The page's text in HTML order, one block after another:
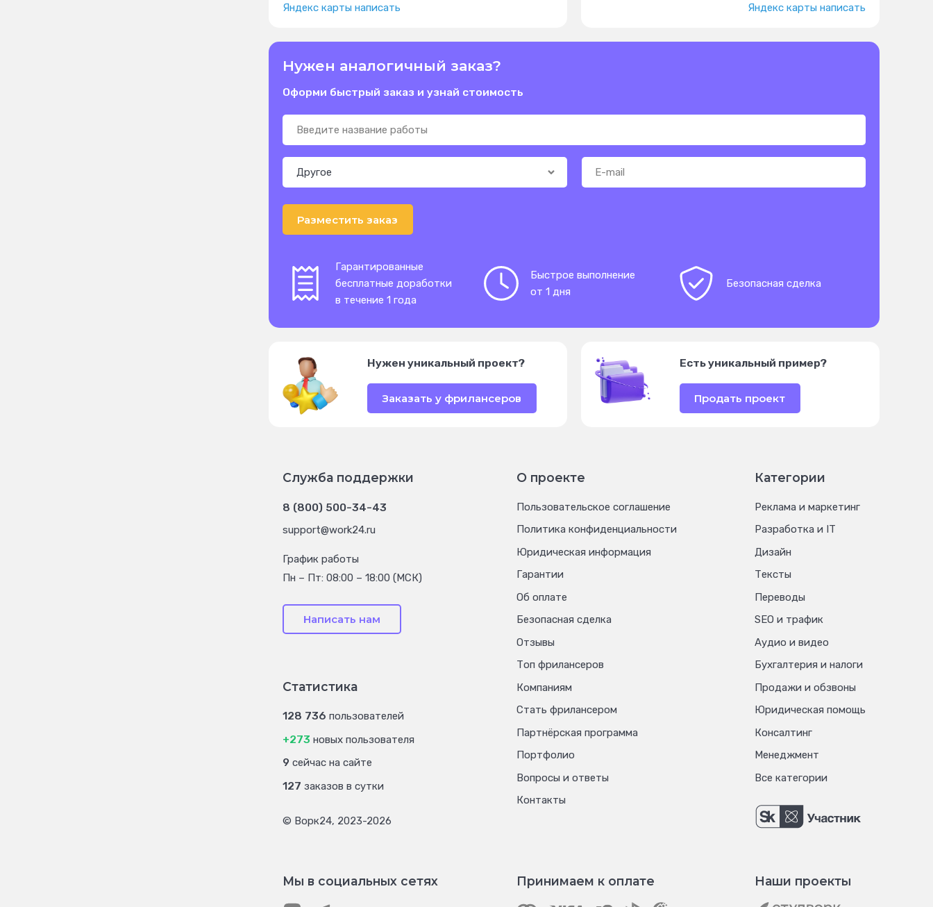
Яндекс карты написать Яндекс карты написать
Нужен аналогичный заказ?
Оформи быстрый заказ и узнай стоимость
Разместить заказ
Гарантированные
бесплатные доработки
в течение 1 года
Быстрое выполнение
от 1 дня
Безопасная сделка
Нужен уникальный проект?
Заказать у фрилансеров
Есть уникальный пример?
Продать проект
Служба поддержки
8 (800) 500-34-43
support@work24.ru
График работы
Пн – Пт: 08:00 – 18:00 (МСК)
Написать нам
Категории
Реклама и маркетинг
Разработка и IT
Дизайн
Тексты
Переводы
SEO и трафик
Аудио и видео
Бухгалтерия и налоги
Продажи и обзвоны
Юридическая помощь
Консалтинг
Менеджмент
Все категории
О проекте
Пользовательское соглашение
Политика конфиденциальности
Юридическая информация
Гарантии
Об оплате
Безопасная сделка
Отзывы
Топ фрилансеров
Компаниям
Стать фрилансером
Партнёрская программа
Портфолио
Вопросы и ответы
Контакты
Статистика
128 736 пользователей
+273 новых пользователя
9 сейчас на сайте
127 заказов в сутки
© Ворк24, 2023-2026
Мы в социальных сетях Принимаем к оплате Наши проекты